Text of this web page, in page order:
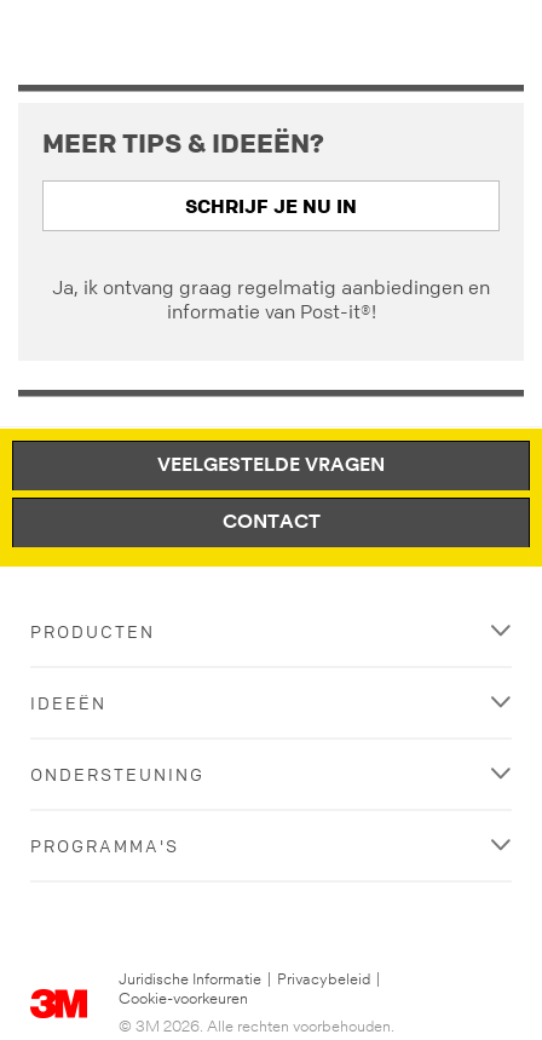
MEER TIPS & IDEEËN?
SCHRIJF JE NU IN
Ja, ik ontvang graag regelmatig aanbiedingen en
informatie van Post-it®!
VEELGESTELDE VRAGEN
CONTACT
PRODUCTEN
IDEEËN
ONDERSTEUNING
PROGRAMMA'S
Juridische Informatie Privacybeleid
Cookie-voorkeuren
© 3M 2026. Alle rechten voorbehouden.